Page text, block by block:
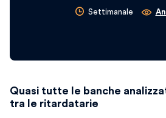
Settimanale
Quasi tutte le banche
tra le ritardatarie